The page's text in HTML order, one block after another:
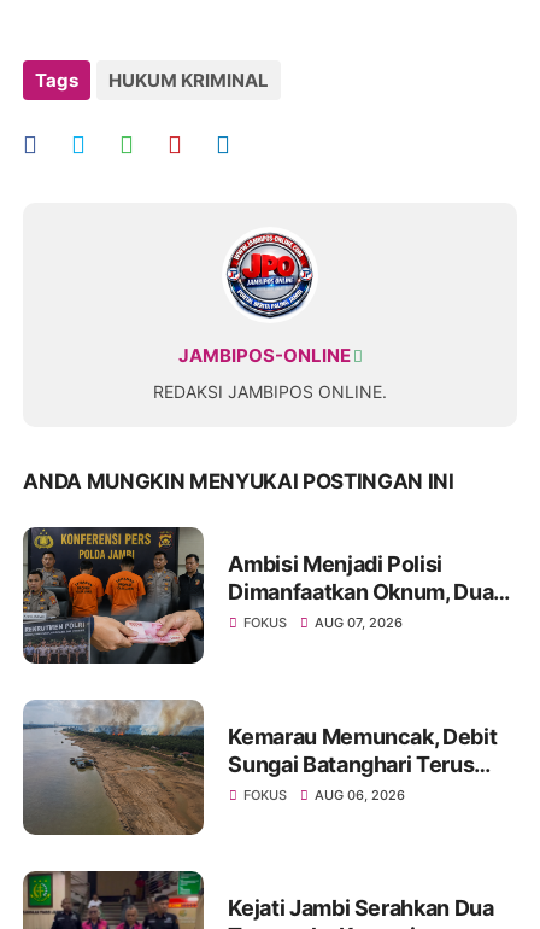
Tags HUKUM KRIMINAL
JAMBIPOS-ONLINE
REDAKSI JAMBIPOS ONLINE.
ANDA MUNGKIN MENYUKAI POSTINGAN INI
Ambisi Menjadi Polisi
Dimanfaatkan Oknum, Dua
Anggota Polda Jambi Diduga
FOKUS AUG 07, 2026
Kemarau Memuncak, Debit
Sungai Batanghari Terus
Menyusut, Jambi Hadapi
FOKUS AUG 06, 2026
Kejati Jambi Serahkan Dua